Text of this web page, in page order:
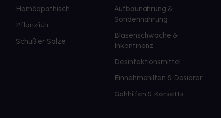
Homöopathisch
Pflanzlich
Schüßler Salze
Aufbaunahrung &
Sondennahrung
Blasenschwäche &
Inkontinenz
Desinfektionsmittel
Einnehmehilfen & Dosierer
Gehhilfen & Korsetts